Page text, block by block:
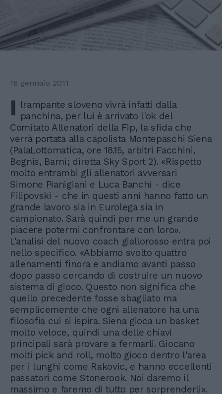
16 gennaio 2011
I lrampante sloveno vivrà infatti dalla
panchina, per lui è arrivato l'ok del
Comitato Allenatori della Fip, la sfida che
verrà portata alla capolista Montepaschi Siena
(PalaLottomatica, ore 18.15, arbitri Facchini,
Begnis, Barni; diretta Sky Sport 2). «Rispetto
molto entrambi gli allenatori avversari
Simone Pianigiani e Luca Banchi - dice
Filipovski - che in questi anni hanno fatto un
grande lavoro sia in Eurolega sia in
campionato. Sarà quindi per me un grande
piacere potermi confrontare con loro».
L'analisi del nuovo coach giallorosso entra poi
nello specifico. «Abbiamo svolto quattro
allenamenti finora e andiamo avanti passo
dopo passo cercando di costruire un nuovo
sistema di gioco. Questo non significa che
quello precedente fosse sbagliato ma
semplicemente che ogni allenatore ha una
filosofia cui si ispira. Siena gioca un basket
molto veloce, quindi una delle chiavi
principali sarà provare a fermarli. Giocano
molti pick and roll, molto gioco dentro l'area
per i lunghi come Rakovic, e hanno eccellenti
passatori come Stonerook. Noi daremo il
massimo e faremo di tutto per sorprenderli».